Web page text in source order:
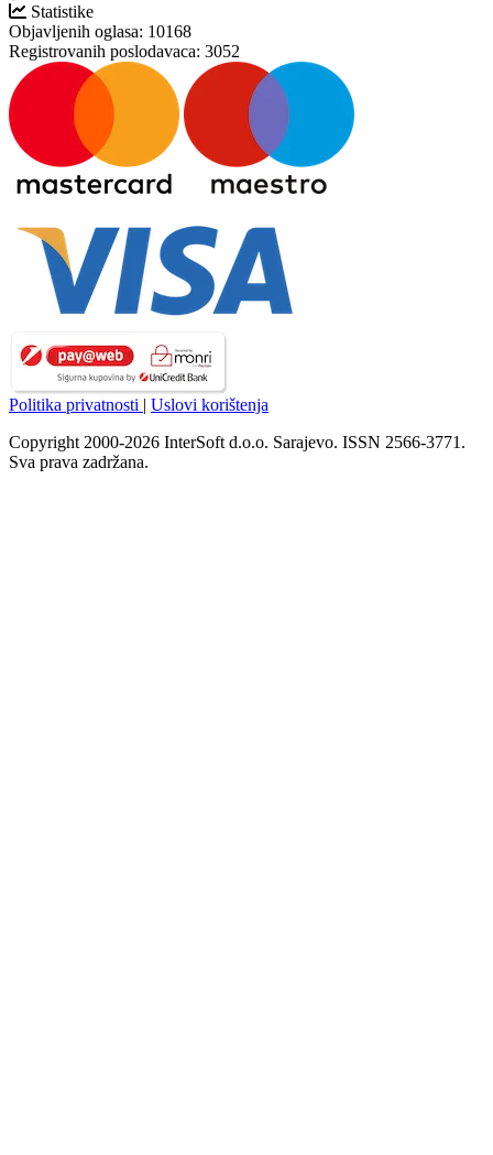
Statistike
Objavljenih oglasa: 10168
Registrovanih poslodavaca: 3052
Politika privatnosti | Uslovi korištenja
Copyright 2000-2026 InterSoft d.o.o. Sarajevo. ISSN 2566-3771.
Sva prava zadržana.